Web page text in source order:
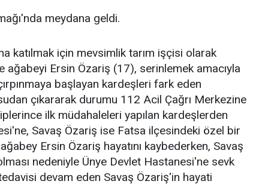
meydana geldi.
katılmak için mevsimlik tarım işçisi olarak
ağabeyi Ersin Özariş (17), serinlemek amacıyla
başlayan kardeşleri fark eden
çıkararak durumu 112 Acil Çağrı Merkezine
ilk müdahaleleri yapılan kardeşlerden
Savaş Özariş ise Fatsa ilçesindeki özel bir
Ersin Özariş hayatını kaybederken, Savaş
nedeniyle Ünye Devlet Hastanesi'ne sevk
devam eden Savaş Özariş'in hayati